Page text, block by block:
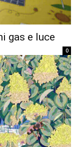
gas e luce
0